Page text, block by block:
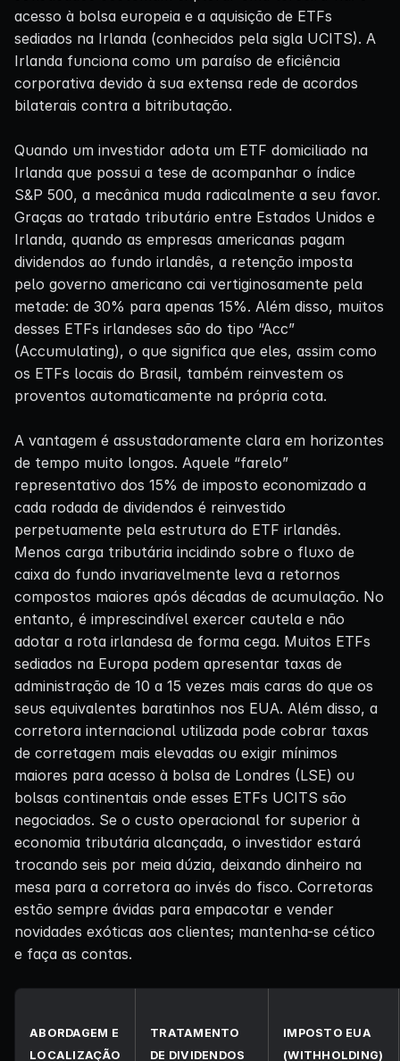
acesso à bolsa europeia e a aquisição de ETFs
sediados na Irlanda (conhecidos pela sigla UCITS). A
Irlanda funciona como um paraíso de eficiência
corporativa devido à sua extensa rede de acordos
bilaterais contra a bitributação.
Quando um investidor adota um ETF domiciliado na
Irlanda que possui a tese de acompanhar o índice
S&P 500, a mecânica muda radicalmente a seu favor.
Graças ao tratado tributário entre Estados Unidos e
Irlanda, quando as empresas americanas pagam
dividendos ao fundo irlandês, a retenção imposta
pelo governo americano cai vertiginosamente pela
metade: de 30% para apenas 15%. Além disso, muitos
desses ETFs irlandeses são do tipo “Acc”
(Accumulating), o que significa que eles, assim como
os ETFs locais do Brasil, também reinvestem os
proventos automaticamente na própria cota.
A vantagem é assustadoramente clara em horizontes
de tempo muito longos. Aquele “farelo”
representativo dos 15% de imposto economizado a
cada rodada de dividendos é reinvestido
perpetuamente pela estrutura do ETF irlandês.
Menos carga tributária incidindo sobre o fluxo de
caixa do fundo invariavelmente leva a retornos
compostos maiores após décadas de acumulação. No
entanto, é imprescindível exercer cautela e não
adotar a rota irlandesa de forma cega. Muitos ETFs
sediados na Europa podem apresentar taxas de
administração de 10 a 15 vezes mais caras do que os
seus equivalentes baratinhos nos EUA. Além disso, a
corretora internacional utilizada pode cobrar taxas
de corretagem mais elevadas ou exigir mínimos
maiores para acesso à bolsa de Londres (LSE) ou
bolsas continentais onde esses ETFs UCITS são
negociados. Se o custo operacional for superior à
economia tributária alcançada, o investidor estará
trocando seis por meia dúzia, deixando dinheiro na
mesa para a corretora ao invés do fisco. Corretoras
estão sempre ávidas para empacotar e vender
novidades exóticas aos clientes; mantenha-se cético
e faça as contas.
ABORDAGEM E
LOCALIZAÇÃO
TRATAMENTO
DE DIVIDENDOS
IMPOSTO EUA
(WITHHOLDING)